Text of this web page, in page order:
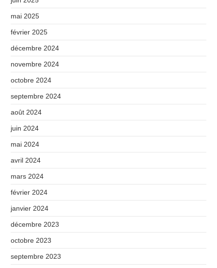
mai 2025
février 2025
décembre 2024
novembre 2024
octobre 2024
septembre 2024
août 2024
juin 2024
mai 2024
avril 2024
mars 2024
février 2024
janvier 2024
décembre 2023
octobre 2023
septembre 2023